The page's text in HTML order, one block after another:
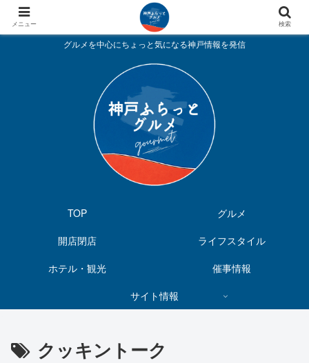
グルメを中心にちょっと気になる神戸情報を発信
TOP
グルメ
開店閉店
ライフスタイル
ホテル・観光
催事情報
サイト情報
クッキントーク
メニュー 検索